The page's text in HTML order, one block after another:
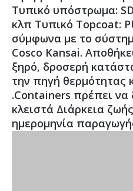
Τυπικό υπόστρωμα:
κλπ Τυπικό Topcoat:
σύμφωνα με το
Cosco Kansai.
ξηρό, δροσερή
την πηγή θερμότητας
.Containers πρέπει να
κλειστά Διάρκεια
ημερομηνία